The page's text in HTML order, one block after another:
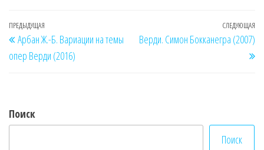
Навигация
по
записям
Предыдущая
запись
ПРЕДЫДУЩАЯ
Арбан Ж.-Б. Вариации на темы
опер Верди (2016)
СЛЕДУЮЩАЯ
Верди. Симон Бокканегра (2007)
Поиск
Поиск